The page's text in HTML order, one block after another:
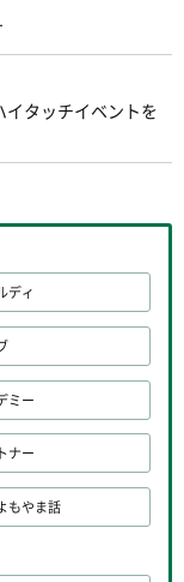
タッチイベントを
ディ
ミー
ナー
もやま話